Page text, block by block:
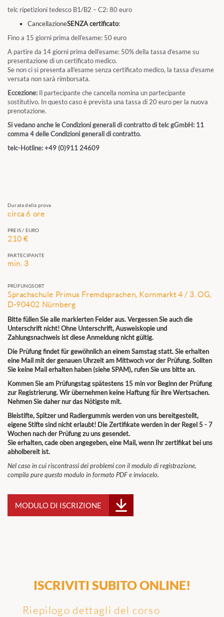
telc ripetizioni tedesco B1/B2 – C2: 80 euro
CancellazioneSENZA certificato:
Fino a 15 giorni prima dell’esame: 50 euro
A partire da 14 giorni prima dell’esame: 50% della tassa d’esame su
presentazione di un certificato medico.
Se non ci si presenta all’esame senza certificato medico, la tassa d’esame
versata non sarà rimborsata.
Eccezione: Il partecipante che cancella nomina un partecipante
sostitutivo. In questo caso è prevista una tassa di 20 euro per la nuova
prenotazione.
Si vedano anche le Condizioni generali di contratto di telc gGmbH: 11
comma 4 delle Condizioni generali di contratto.
telc-Hotline: +49 (0)911 24609
Durata della prova
circa 6 ore
PREIS / EURO
210 €
PARTECIPANTE
min. 3
PRÜFUNGSORT
Sprachschule Primus Fremdsprachen, Kornmarkt 4 / 3. OG,
D-90402 Nürnberg
Bitte füllen Sie alle markierten Felder aus. Vergessen Sie auch die
Unterschrift nicht! Ohne Unterschrift, Ausweiskopie und
Zahlungsnachweis ist diese Anmeldung nicht gültig.
Die Prüfung findet für gewöhnlich an einem Samstag statt. Sie erhalten
eine Mail mit der genauen Uhrzeit am Mittwoch vor der Prüfung. Sollten
Sie keine Mail erhalten haben (siehe SPAM), rufen Sie uns bitte an.
Kommen Sie am Prüfungstag spätestens 15 min vor Beginn der Prüfung
zur Registrierung. Wir übernehmen keine Haftung für ihre Wertsachen.
Nehmen Sie daher nur das Nötigste mit.
Bleistifte, Spitzer und Radiergummis werden von uns bereitgestellt,
eigene Stifte sind nicht erlaubt! Die Zertifikate werden in der Regel 5 - 7
Wochen nach der Prüfung zu uns gesendet.
Sie erhalten, cade oben angegeben, eine Mail, wenn Ihr zertifikat bei uns
abholbereit ist.
Nel caso in cui riscontrassi dei problemi con il modulo di registrazione,
compila pure questo modulo in formato PDF e inviacelo.
MODULO DI ISCRIZIONE
ISCRIVITI SUBITO ONLINE!
Riepilogo dettagli del corso